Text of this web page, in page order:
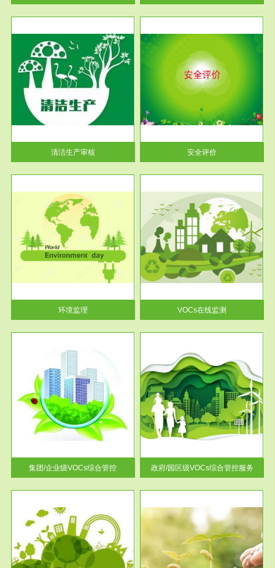
清洁生产审核
服务范围
安全评价
安全评价安全评价目的是查找、
分析和预测工程、系统、生产经
营活...
安全评价
环境监理
服务范围
VOCs在线监测
根据《重点区域大气污染防
治“十二五”规划》有机废气净化
率达...
VOCs在线监测
集团/企业级VOCs综合管控
服务范围
政府/园区级VOCs综合管控服务
根据《石化行业挥发性有机物综
合整治方案》文件要求，到2017
年，全...
政府/园区级VOCs综合管控服务
服务范围
土壤修复